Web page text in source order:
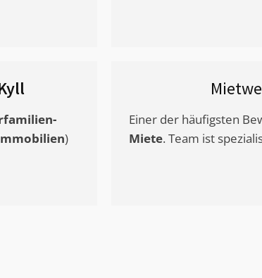
)
Einer der häufigsten
Miete. Team ist